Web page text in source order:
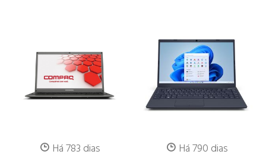
Há 783 dias Há 790 dias